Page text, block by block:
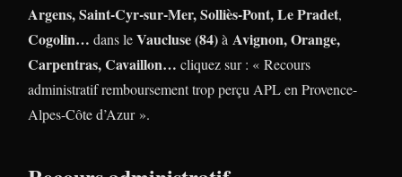
Argens, Saint-Cyr-sur-Mer, Solliès-Pont,Le Pradet,
Cogolin… dans leVaucluse (84)à Avignon, Orange,
Carpentras, Cavaillon… cliquez sur : « Recours
administratif remboursement trop perçu APL en Provence-
Alpes-Côte d’Azur ».